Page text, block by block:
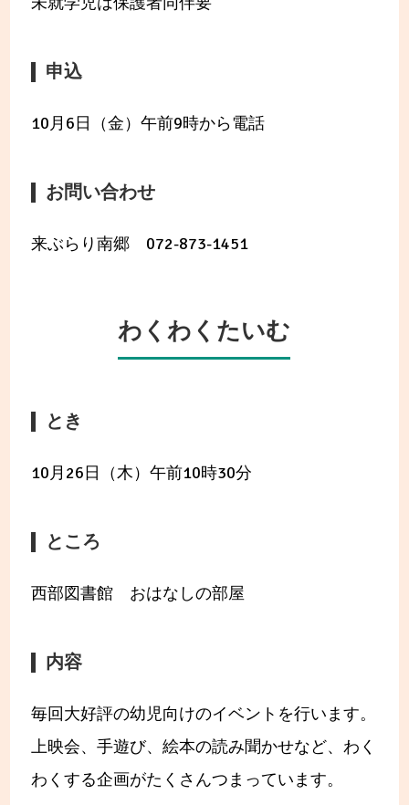
申込
10月6日（金）午前9時から電話
お問い合わせ
来ぶらり南郷 072-873-1451
わくわくたいむ
とき
10月26日（木）午前10時30分
ところ
西部図書館 おはなしの部屋
内容
毎回大好評の幼児向けのイベントを行います。
上映会、手遊び、絵本の読み聞かせなど、わく
わくする企画がたくさんつまっています。